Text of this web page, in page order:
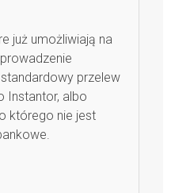
już umożliwiają na
przelew
Instantor, albo
którego nie jest